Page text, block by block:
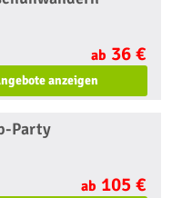
ab 36 €
anzeigen
Party
ab 105 €